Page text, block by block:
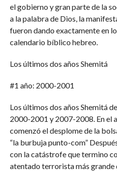
el gobierno y gran parte de la
a la palabra de Dios, la
fueron dando exactamente en
calendario bíblico hebreo.
Los últimos dos años Shemitá
#1 año: 2000-2001
Los últimos dos años Shemitá
2000-2001 y 2007-2008. En el
comenzó el desplome de la
“la burbuja punto-com”
con la catástrofe que termino
atentado terrorista más grande